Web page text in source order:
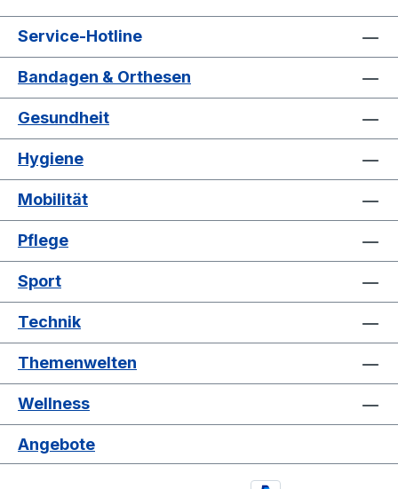
Service-Hotline
Bandagen & Orthesen
Gesundheit
Hygiene
Mobilität
Pflege
Sport
Technik
Themenwelten
Wellness
Angebote